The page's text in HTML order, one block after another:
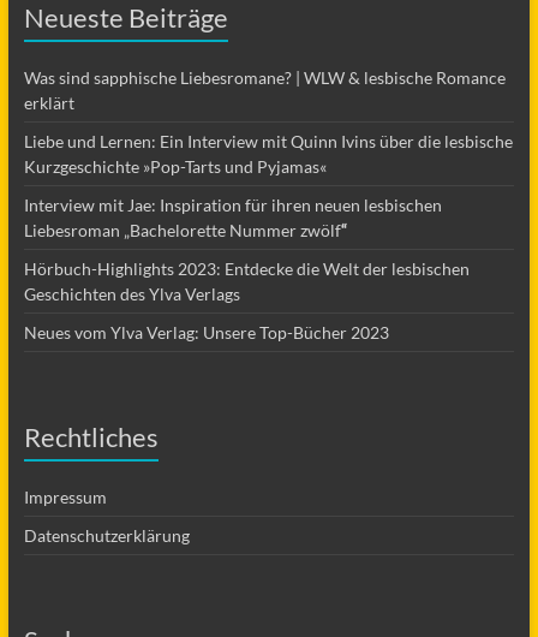
Neueste Beiträge
Was sind sapphische Liebesromane? | WLW & lesbische Romance
erklärt
Liebe und Lernen: Ein Interview mit Quinn Ivins über die lesbische
Kurzgeschichte »Pop-Tarts und Pyjamas«
Interview mit Jae: Inspiration für ihren neuen lesbischen
Liebesroman „Bachelorette Nummer zwölf“
Hörbuch-Highlights 2023: Entdecke die Welt der lesbischen
Geschichten des Ylva Verlags
Neues vom Ylva Verlag: Unsere Top-Bücher 2023
Rechtliches
Impressum
Datenschutzerklärung